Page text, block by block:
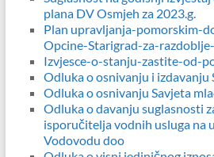
plana DV Osmjeh za 2023.g.
Plan upravljanja-pomorskim-
Opcine-Starigrad-za-
Izvjesce-o-stanju-zastite-od-
Odluka o osnivanju i izdavanju
Odluka o osnivanju Savjeta
Odluka o davanju suglasnosti
isporučitelja vodnih usluga na
Vodovodu doo